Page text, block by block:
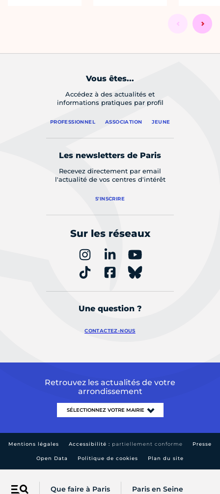
Que faire à Paris Paris en Seine
Vous êtes...
Accédez à des actualités et
informations pratiques par profil
PROFESSIONNEL ASSOCIATION JEUNE
Les newsletters de Paris
Recevez directement par email
l'actualité de vos centres d'intérêt
S'INSCRIRE
Sur les réseaux
Une question ?
CONTACTEZ-NOUS
Retrouvez les actualités de votre
arrondissement
Mentions légales Accessibilité : partiellement conforme Presse
Open Data Politique de cookies Plan du site